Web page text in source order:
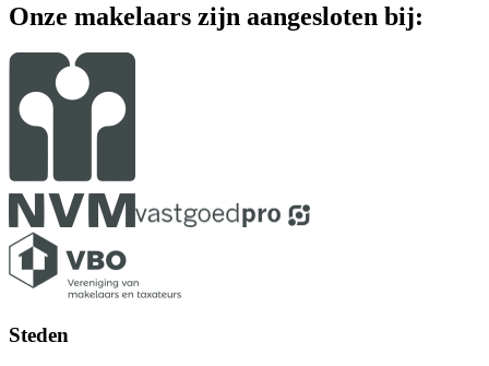
Onze makelaars zijn aangesloten bij:
Steden